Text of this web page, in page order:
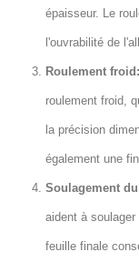
épaisseur. Le
l'ouvrabilité de
Roulement froid:
roulement froid,
la précision
également une
Soulagement
aident à
feuille finale